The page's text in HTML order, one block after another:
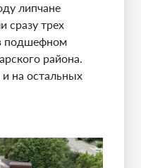
липчане
сразу трех
подшефном
района.
на остальных